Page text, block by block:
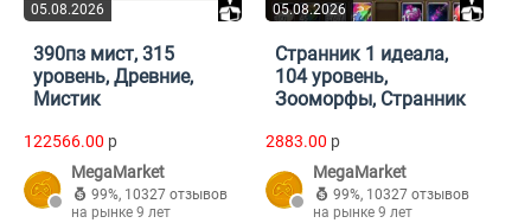
05.08.2026
390пз мист, 315
уровень, Древние,
Мистик
122566.00 p
MegaMarket
99%, 10327 отзывов
на рынке 9 лет
05.08.2026
Странник 1 идеала,
104 уровень,
Зооморфы, Странник
2883.00 p
MegaMarket
99%, 10327 отзывов
на рынке 9 лет